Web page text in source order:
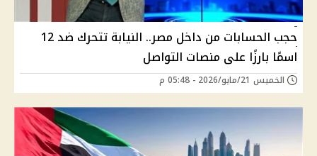
حجب الحسابات من داخل مصر.. النيابة تتحرك ضد 12
اسمًا بارزًا على منصات التواصل
الخميس 21/مايو/2026 - 05:48 م